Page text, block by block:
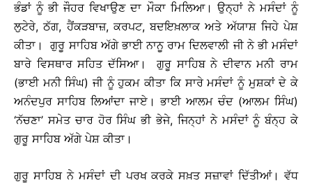
ਭੰਡਾਂ ਨੂੰ ਭੀ ਜੌਹਰ ਵਿਖਾਉਣ ਦਾ ਮੌਕਾ ਮਿਲਿਆ। ਉਨ੍ਹਾਂ ਨੇ ਮਸੰਦਾਂ ਨੂੰ
ਲੁਟੇਰੇ, ਠੱਗ, ਹੈਂਕੜਬਾਜ਼, ਕਰਪਟ, ਬਦਇਖ਼ਲਾਕ ਅਤੇ ਅੱਯਾਸ਼ ਜਿਹੇ ਪੇਸ਼
ਕੀਤਾ। ਗੁਰੂ ਸਾਹਿਬ ਅੱਗੇ ਭਾਈ ਨਾਨੂ ਰਾਮ ਦਿਲਵਾਲੀ ਜੀ ਨੇ ਭੀ ਮਸੰਦਾਂ
ਬਾਰੇ ਵਿਸਥਾਰ ਸਹਿਤ ਦੱਸਿਆ। ਗੁਰੂ ਸਾਹਿਬ ਨੇ ਦੀਵਾਨ ਮਨੀ ਰਾਮ
(ਭਾਈ ਮਨੀ ਸਿੰਘ) ਜੀ ਨੂੰ ਹੁਕਮ ਕੀਤਾ ਕਿ ਸਾਰੇ ਮਸੰਦਾਂ ਨੂੰ ਮੁਸ਼ਕਾਂ ਦੇ ਕੇ
ਅਨੰਦਪੁਰ ਸਾਹਿਬ ਲਿਆਂਦਾ ਜਾਏ। ਭਾਈ ਆਲਮ ਚੰਦ (ਆਲਮ ਸਿੰਘ)
‘ਨੱਚਣਾ’ ਸਮੇਤ ਚਾਰ ਹੋਰ ਸਿੰਘ ਭੀ ਭੇਜੇ, ਜਿਨ੍ਹਾਂ ਨੇ ਮਸੰਦਾਂ ਨੂੰ ਬੰਨ੍ਹ ਕੇ
ਗੁਰੂ ਸਾਹਿਬ ਅੱਗੇ ਪੇਸ਼ ਕੀਤਾ।
ਗੁਰੂ ਸਾਹਿਬ ਨੇ ਮਸੰਦਾਂ ਦੀ ਪਰਖ ਕਰਕੇ ਸਖ਼ਤ ਸਜ਼ਾਵਾਂ ਦਿੱਤੀਆਂ। ਵੱਧ